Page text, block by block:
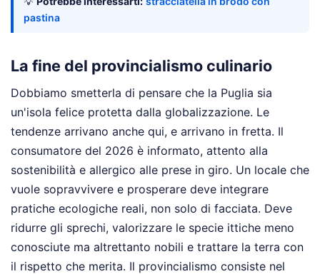
pastina
La fine del provincialismo culinario
Dobbiamo smetterla di pensare che la Puglia sia
un'isola felice protetta dalla globalizzazione. Le
tendenze arrivano anche qui, e arrivano in fretta. Il
consumatore del 2026 è informato, attento alla
sostenibilità e allergico alle prese in giro. Un locale che
vuole sopravvivere e prosperare deve integrare
pratiche ecologiche reali, non solo di facciata. Deve
ridurre gli sprechi, valorizzare le specie ittiche meno
conosciute ma altrettanto nobili e trattare la terra con
il rispetto che merita. Il provincialismo consiste nel